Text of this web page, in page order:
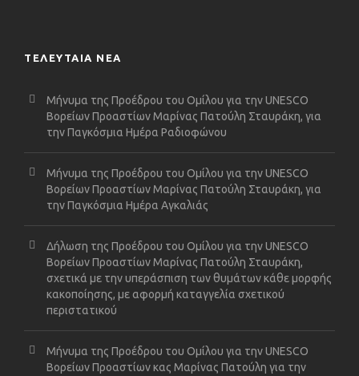
ΤΕΛΕΥΤΑΙΑ ΝΕΑ
Μήνυμα της Προέδρου του Ομίλου για την UNESCO
Βορείων Προαστίων Μαρίνας Πατούλη Σταυράκη, για
την Παγκόσμια Ημέρα Ραδιοφώνου
Μήνυμα της Προέδρου του Ομίλου για την UNESCO
Βορείων Προαστίων Μαρίνας Πατούλη Σταυράκη, για
την Παγκόσμια Ημέρα Αγκαλιάς
Δήλωση της Προέδρου του Ομίλου για την UNESCO
Βορείων Προαστίων Μαρίνας Πατούλη Σταυράκη,
σχετικά με την υπεράσπιση των θυμάτων κάθε μορφής
κακοποίησης, με αφορμή καταγγελία σχετικού
περιστατικού
Μήνυμα της Προέδρου του Ομίλου για την UNESCO
Βορείων Προαστίων κας Μαρίνας Πατούλη για την